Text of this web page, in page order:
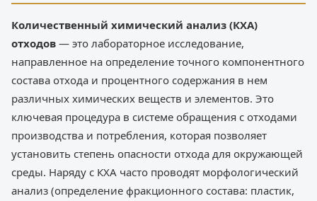
Количественный химический анализ (КХА)
отходов — это лабораторное исследование,
направленное на определение точного компонентного
состава отхода и процентного содержания в нем
различных химических веществ и элементов. Это
ключевая процедура в системе обращения с отходами
производства и потребления, которая позволяет
установить степень опасности отхода для окружающей
среды. Наряду с КХА часто проводят морфологический
анализ (определение фракционного состава: пластик,